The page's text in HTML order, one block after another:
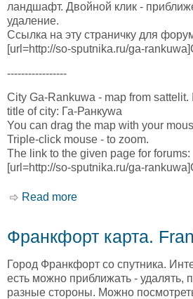
ландшафт. Двойной клик -
удаление.
Ссылка на эту страничку для
[url=http://so-sputnika.ru/ga-
-----------------
City Ga-Rankuwa - map from sattelit.
title of city: Га-Ранкуwа
You can drag the map with your
Triple-click mouse - to zoom.
The link to the given page for forums:
[url=http://so-sputnika.ru/ga-
Read more
Франкфорт карта.
Город Франкфорт со спутника.
есть можно приближать - удалять,
разные стороны. Можно